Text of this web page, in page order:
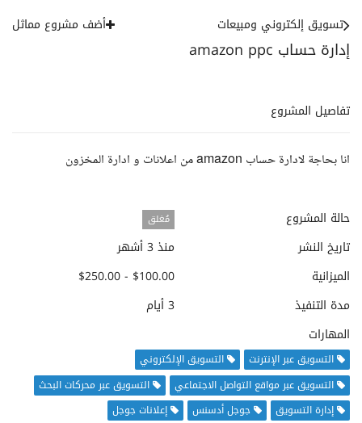
إدارة حساب amazon ppc
تسويق إلكتروني ومبيعات أضف مشروع مماثل
تفاصيل المشروع
انا بحاجة لادارة حساب amazon من اعلانات و ادارة المخزون
حالة المشروع مُغلق
تاريخ النشر
منذ 3 أشهر
الميزانية
$100.00 - $250.00
مدة التنفيذ
3 أيام
المهارات
التسويق عبر الإنترنت
التسويق الإلكتروني
التسويق عبر مواقع التواصل الاجتماعي
التسويق عبر محركات البحث
إدارة التسويق
جوجل أدسنس إعلانات جوجل